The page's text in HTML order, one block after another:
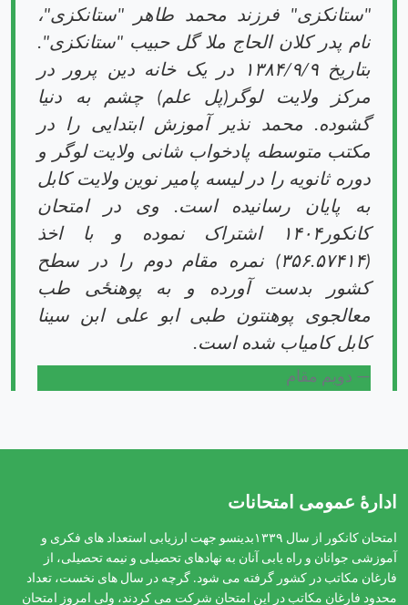
"ستانکزی" فرزند محمد طاهر "ستانکزی"،
نام پدر کلان الحاج ملا گل حبیب "ستانکزی".
بتاریخ ۱۳۸۴/۹/۹ در یک خانه دین پرور در
مرکز ولایت لوگر(پل علم) چشم به دنیا
گشوده. محمد نذیر آموزش ابتدایی را در
مکتب متوسطه پادخواب شانی ولایت لوگر و
دوره ثانویه را در لیسه پامیر نوین ولایت کابل
به پایان رسانیده است. وی در امتحان
کانکور۱۴۰۴ اشتراک نموده و با اخذ
(۳۵۶.۵۷۴۱۴) نمره مقام دوم را در سطح
کشور بدست آورده و به پوهنځی طب
معالجوی پوهنتون طبی ابو علی ابن سینا
کابل کامیاب شده است.
دویم مقام
ادارهٔ عمومی امتحانات
امتحان کانکور از سال ۱۳۳۹بدینسو جهت ارزیابی استعداد های فکری و
آموزشی جوانان و راه یابی آنان به نهادهای تحصیلی و نیمه تحصیلی، از
فارغان مکاتب در کشور گرفته می شود. گرچه در سال های نخست، تعداد
محدود فارغان مکاتب در این امتحان شرکت می کردند، ولی امروز امتحان